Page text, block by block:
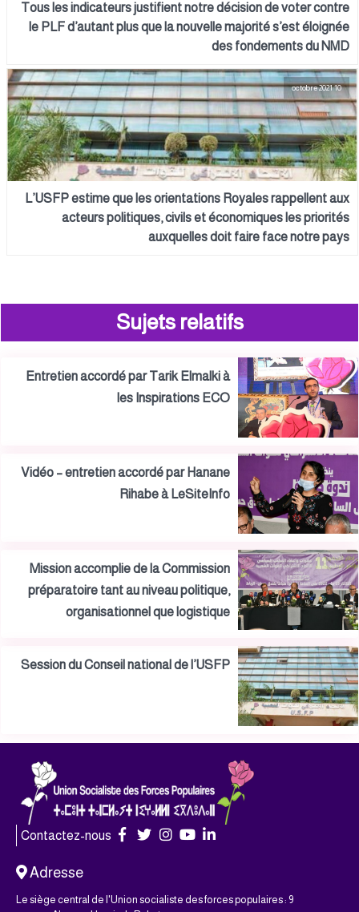
Tous les indicateurs justifient notre décision de voter contre
le PLF d’autant plus que la nouvelle majorité s’est éloignée
des fondements du NMD
10 octobre 2021
L’USFP estime que les orientations Royales rappellent aux
acteurs politiques, civils et économiques les priorités
auxquelles doit faire face notre pays
Sujets relatifs
Entretien accordé par Tarik Elmalki à
les Inspirations ECO
Vidéo – entretien accordé par Hanane
Rihabe à LeSiteInfo
Mission accomplie de la Commission
préparatoire tant au niveau politique,
organisationnel que logistique
Session du Conseil national de l’USFP
Contactez-nous
Adresse
Le siège central de l'Union socialiste des forces populaires : 9